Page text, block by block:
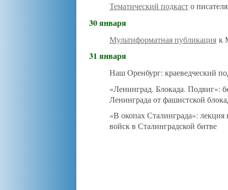
Тематический подкасто
30 января
Мультиформатная публикация к
31 января
Наш Оренбург: краеведческий
«Ленинград. Блокада. Подвиг»:
Ленинграда от фашистской
«В окопах Сталинграда»:
войск в Сталинградской битве